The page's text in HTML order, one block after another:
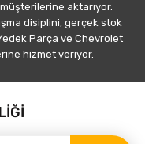
aktarıyor.
disiplini, gerçek stok
Parça ve Chevrolet
hizmet veriyor.